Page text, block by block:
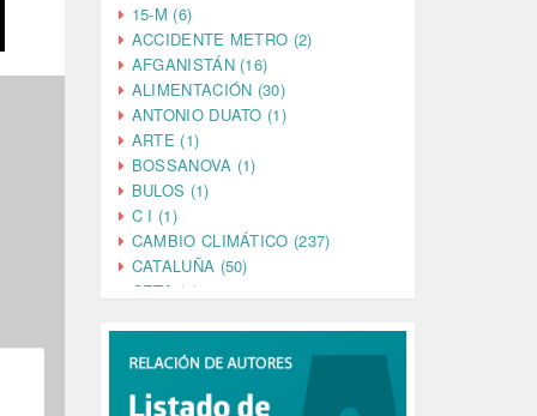
15-M (6)
ACCIDENTE METRO (2)
AFGANISTÁN (16)
ALIMENTACIÓN (30)
ANTONIO DUATO (1)
ARTE (1)
BOSSANOVA (1)
BULOS (1)
C I (1)
CAMBIO CLIMÁTICO (237)
CATALUÑA (50)
CETA (2)
CINE (35)
CIUDADANÍA (633)